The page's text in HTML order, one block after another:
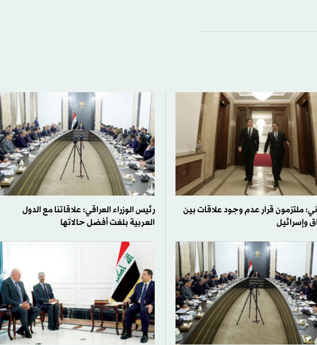
ملتزمون قرار عدم وجود علاقات بين
وإسرائيل
رئيس الوزراء العراقي: علاقاتنا مع الدول
العربية بلغت أفضل حالاتها